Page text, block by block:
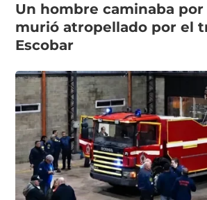
Un hombre caminaba por
murió atropellado por el
Escobar